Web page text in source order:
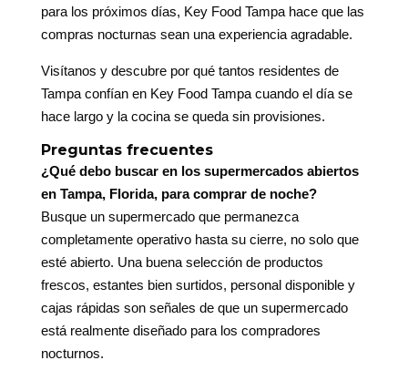
para los próximos días, Key Food Tampa hace que las
compras nocturnas sean una experiencia agradable.
Visítanos y descubre por qué tantos residentes de
Tampa confían en Key Food Tampa cuando el día se
hace largo y la cocina se queda sin provisiones.
Preguntas frecuentes
¿Qué debo buscar en los supermercados abiertos
en Tampa, Florida, para comprar de noche?
Busque un supermercado que permanezca
completamente operativo hasta su cierre, no solo que
esté abierto. Una buena selección de productos
frescos, estantes bien surtidos, personal disponible y
cajas rápidas son señales de que un supermercado
está realmente diseñado para los compradores
nocturnos.